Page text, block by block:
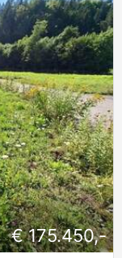
€ 175.450,-